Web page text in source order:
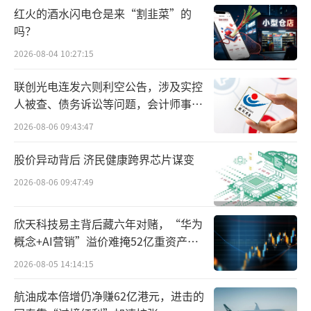
2024年，沃博联迎来了历史性的“至暗时
刻”：净利润亏损600多亿，负债总额较10年前
翻了一倍，断臂式关店，股价历史性崩盘，市
值10年蒸发90%，资本市场信任彻底丧失。
红火的酒水闪电仓是来“割韭菜”的
吗？
2026-08-04 10:27:15
联创光电连发六则利空公告，涉及实控
人被查、债务诉讼等问题，会计师事务
所曾出具“保留意见”
2026-08-06 09:43:47
股价异动背后 济民健康跨界芯片谋变
2026-08-06 09:47:49
欣天科技易主背后藏六年对赌，“华为
概念+AI营销”溢价难掩52亿重资产考
验
2026-08-05 14:14:15
航油成本倍增仍净赚62亿港元，进击的